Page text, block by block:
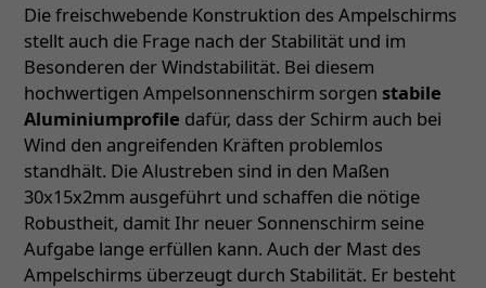
Die freischwebende Konstruktion des Ampelschirms
stellt auch die Frage nach der Stabilität und im
Besonderen der Windstabilität. Bei diesem
hochwertigen Ampelsonnenschirm sorgen stabile
Aluminiumprofile dafür, dass der Schirm auch bei
Wind den angreifenden Kräften problemlos
standhält. Die Alustreben sind in den Maßen
30x15x2mm ausgeführt und schaffen die nötige
Robustheit, damit Ihr neuer Sonnenschirm seine
Aufgabe lange erfüllen kann. Auch der Mast des
Ampelschirms überzeugt durch Stabilität. Er besteht